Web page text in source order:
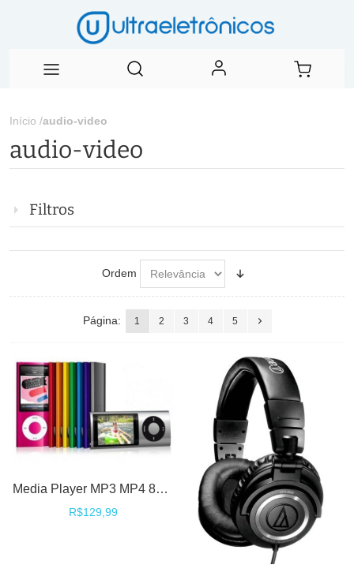
Início /audio-video
audio-video
Filtros
Ordem
Página: 1 2 3 4 5
Media Player MP3 MP4 8GB 5th Generation 2" Camera Varias Cores estilo iPod Nano
R$129,99